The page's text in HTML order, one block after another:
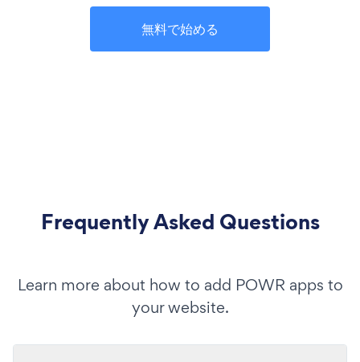
無料で始める
Frequently Asked Questions
Learn more about how to add POWR apps to
your website.